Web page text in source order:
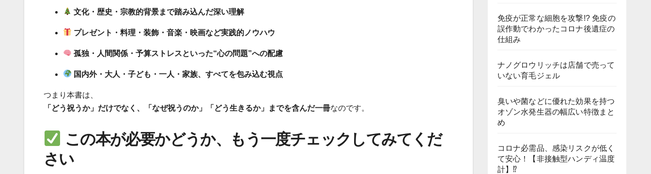
文化・歴史・宗教的背景まで踏み込んだ深い理解
プレゼント・料理・装飾・音楽・映画など実践的ノウハウ
孤独・人間関係・予算ストレスといった“心の問題”への配慮
国内外・大人・子ども・一人・家族、すべてを包み込む視点
つまり本書は、
「どう祝うか」だけでなく、「なぜ祝うのか」「どう生きるか」までを含んだ一冊なのです。
この本が必要かどうか、もう一度チェックしてみてくだ
さい
免疫が正常な細胞を攻撃!? 免疫の
誤作動でわかったコロナ後遺症の
仕組み
ナノグロウリッチは店舗で売って
いない育毛ジェル
臭いや菌などに優れた効果を持つ
オゾン水発生器の幅広い特徴まと
め
コロナ必需品、感染リスクが低く
て安心！【非接触型ハンディ温度
計】⁉